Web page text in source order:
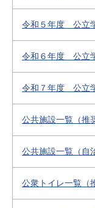
令和５年度 公立
令和６年度 公立
令和７年度 公立
公共施設一覧（推
公共施設一覧（自
公衆トイレ一覧（